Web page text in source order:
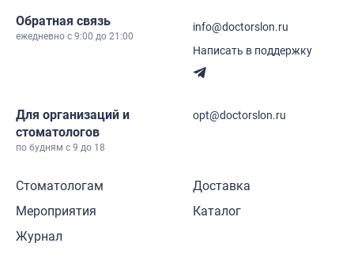
Обратная связь
ежедневно c 9:00 до 21:00
info@doctorslon.ru
Написать в поддержку
Для организаций и
стоматологов
по будням с 9 до 18
opt@doctorslon.ru
Стоматологам
Мероприятия
Журнал
Доставка
Каталог